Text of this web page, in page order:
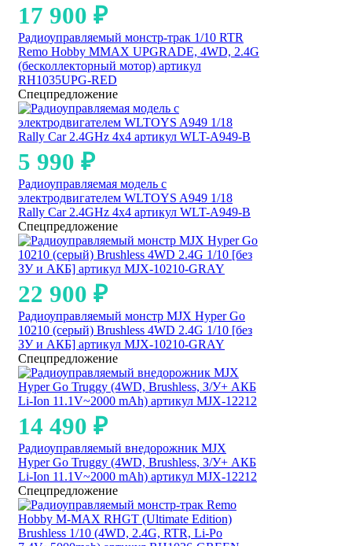
17 900 ₽
Радиоуправляемый монстр-трак 1/10 RTR
Remo Hobby MMAX UPGRADE, 4WD, 2.4G
(бесколлекторный мотор) артикул
RH1035UPG-RED
Спецпредложение
5 990 ₽
Радиоуправляемая модель с
электродвигателем WLTOYS A949 1/18
Rally Car 2.4GHz 4x4 артикул WLT-A949-B
Спецпредложение
22 900 ₽
Радиоуправляемый монстр MJX Hyper Go
10210 (серый) Brushless 4WD 2.4G 1/10 [без
ЗУ и АКБ] артикул MJX-10210-GRAY
Спецпредложение
14 490 ₽
Радиоуправляемый внедорожник MJX
Hyper Go Truggy (4WD, Brushless, З/У+ АКБ
Li-Ion 11.1V~2000 mAh) артикул MJX-12212
Спецпредложение